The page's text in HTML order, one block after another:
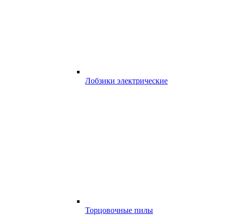
Лобзики электрические
Торцовочные пилы